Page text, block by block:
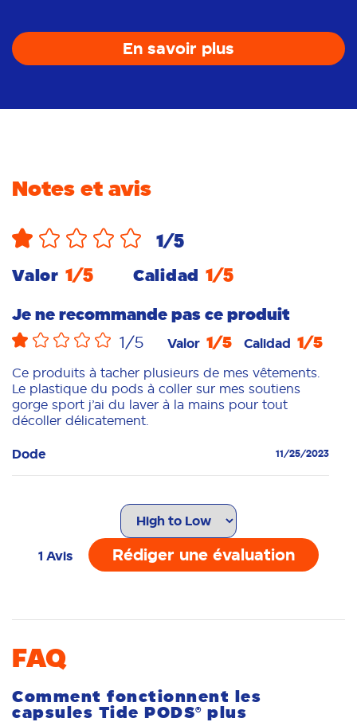
En savoir plus
Notes et avis
1/5
Valor 1/5 Calidad 1/5
Je ne recommande pas ce produit
1/5 Valor 1/5 Calidad 1/5
Ce produits à tacher plusieurs de mes vêtements.
Le plastique du pods à coller sur mes soutiens
gorge sport j’ai du laver à la mains pour tout
décoller délicatement.
Dode 11/25/2023
1 Avis Rédiger une évaluation
FAQ
Comment fonctionnent les
capsules Tide PODS® plus